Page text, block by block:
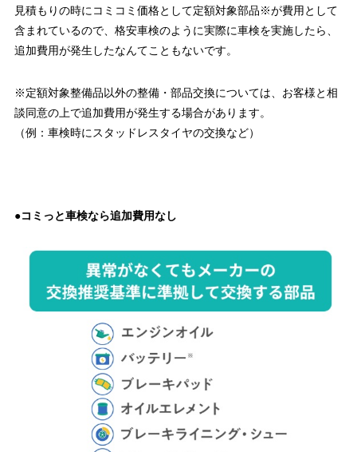
見積もりの時にコミコミ価格として定額対象部品※が費用として
含まれているので、格安車検のように実際に車検を実施したら、
追加費用が発生したなんてこともないです。
※定額対象整備品以外の整備・部品交換については、お客様と相
談同意の上で追加費用が発生する場合があります。
（例：車検時にスタッドレスタイヤの交換など）
●コミっと車検なら追加費用なし